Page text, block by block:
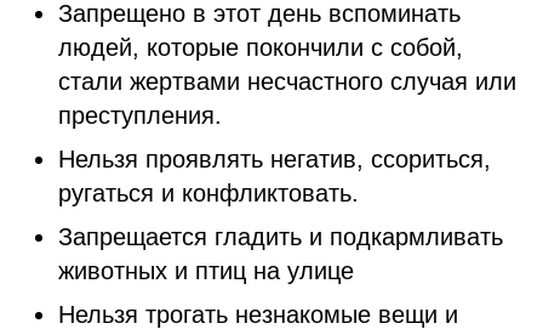
Запрещено в этот день вспоминать
людей, которые покончили с собой,
стали жертвами несчастного случая или
преступления.
Нельзя проявлять негатив, ссориться,
ругаться и конфликтовать.
Запрещается гладить и подкармливать
животных и птиц на улице
Нельзя трогать незнакомые вещи и